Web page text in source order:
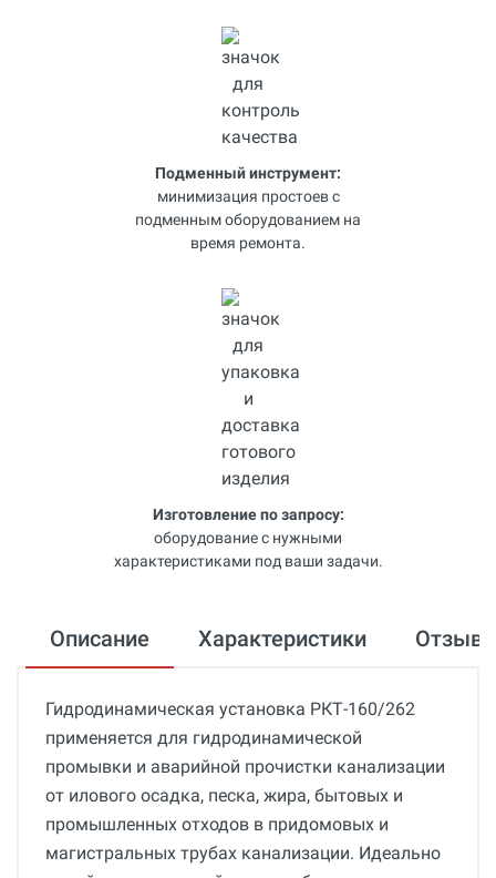
Подменный инструмент:
минимизация простоев с
подменным оборудованием на
время ремонта.
Изготовление по запросу:
оборудование с нужными
характеристиками под ваши задачи.
Описание Характеристики
Гидродинамическая установка РКТ-160/262
применяется для гидродинамической
промывки и аварийной прочистки канализации
от илового осадка, песка, жира, бытовых и
промышленных отходов в придомовых и
магистральных трубах канализации. Идеально